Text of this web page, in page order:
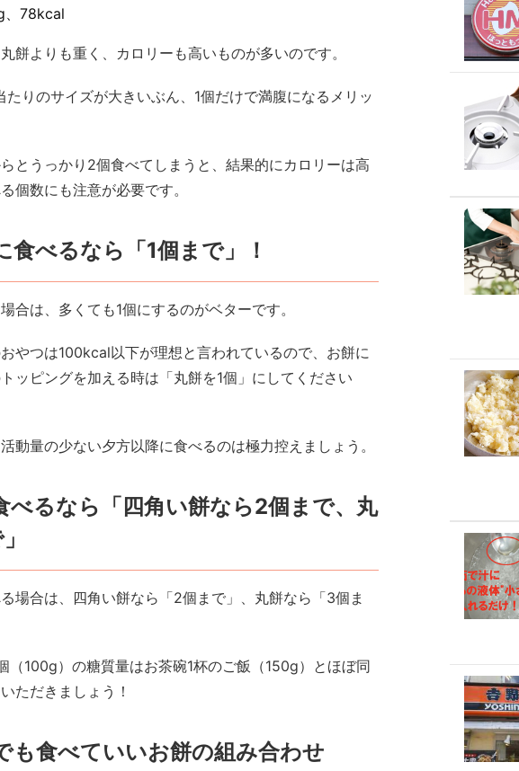
、78kcal
餅よりも重く、カロリーも高いものが多いのです。
たりのサイズが大きいぶん、1個だけで満腹になるメリッ
とうっかり2個食べてしまうと、結果的にカロリーは高
個数にも注意が必要です。
食べるなら「1個まで」！
合は、多くても1個にするのがベターです。
やつは100kcal以下が理想と言われているので、お餅に
ッピングを加える時は「丸餅を1個」にしてください
動量の少ない夕方以降に食べるのは極力控えましょう。
べるなら「四角い餅なら2個まで、丸
場合は、四角い餅なら「2個まで」、丸餅なら「3個ま
（100g）の糖質量はお茶碗1杯のご飯（150g）とほぼ同
ただきましょう！
も食べていいお餅の組み合わせ